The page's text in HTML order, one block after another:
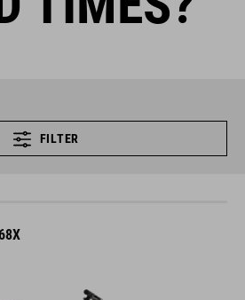
FILTER